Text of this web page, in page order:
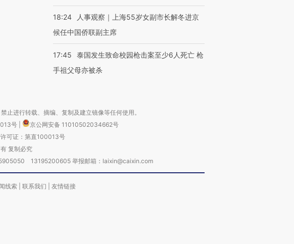
18:24
人事观察｜上海55岁女副市长解冬进京
候任中国侨联副主席
17:45
泰国发生致命校园枪击案至少6人死亡 枪
手祖父母亦被杀
止进行转载、摘编、复制及建立镜像等任何使用。
号
京公网安备 11010502034662号
可证：第直100013号
复制必究
13195200605 举报邮箱：laixin@caixin.com
线索 联系我们 友情链接